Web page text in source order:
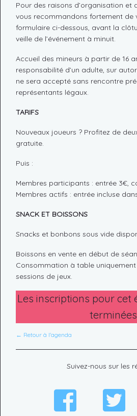
Pour des raisons d’organisation et
vous recommandons fortement de
formulaire ci-dessous, avant la
veille de l’événement à minuit.
Accueil des mineurs à partir de 16
responsabilité d’un adulte, sur
ne sera accepté sans rencontre
représentants légaux.
TARIFS
Nouveaux joueurs ? Profitez de
gratuite.
Puis :
Membres participants : entrée 3€,
Membres actifs : entrée incluse
SNACK ET BOISSONS
Snacks et bonbons sous vide
Boissons en vente en début de
Consommation à table
sessions de jeux.
Les inscriptions pour cet
← Retour à l'agenda
Suivez-nous sur les